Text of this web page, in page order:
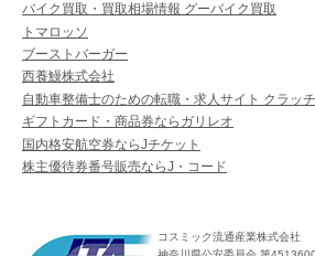
バイク買取・買取相場情報 グーバイク買取
トマロッソ
ブーストバーガー
西養鰻株式会社
自動車整備士のための転職・求人サイト クラッ
ギフトカード・商品券ならガリレオ
国内格安航空券ならJチケット
株主優待券番号販売ならJ・コード
コスミック流通産業株式会社